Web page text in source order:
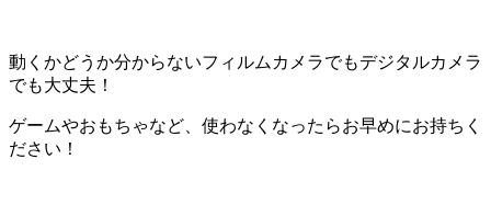
動くかどうか分からないフィルムカメラでもデジタルカメラ
でも大丈夫！
ゲームやおもちゃなど、使わなくなったらお早めにお持ちく
ださい！